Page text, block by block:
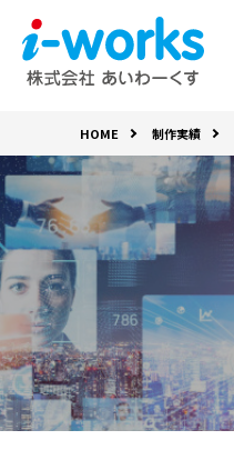
HOME 制作実績